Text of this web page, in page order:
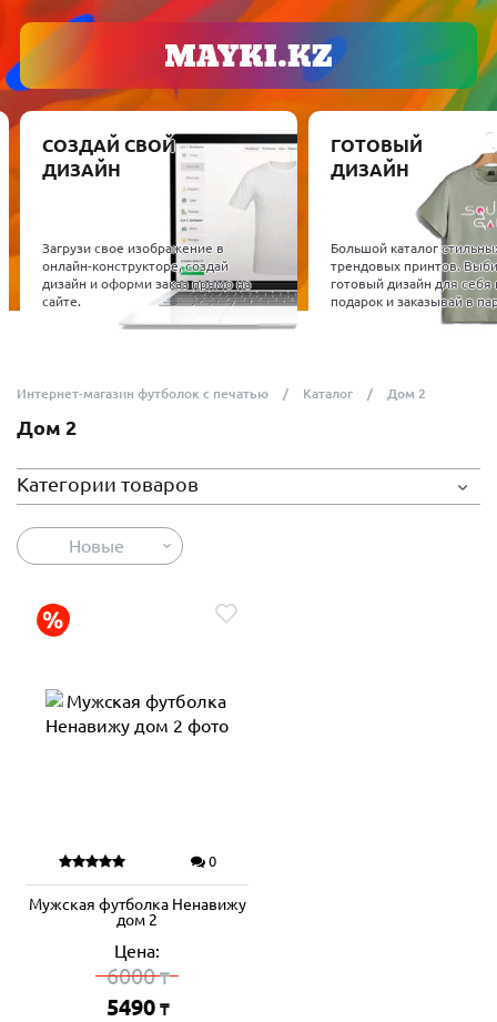
СОЗДАЙ СВОЙ
ДИЗАЙН
Загрузи свое изображение в
онлайн-конструкторе, создай
дизайн и оформи заказ прямо на
сайте.
ГОТОВЫЙ
ДИЗАЙН
Большой каталог
трендовых принтов.
готовый дизайн для себя
подарок и заказывай в
Интернет-магазин футболок с печатью Каталог Дом 2
Дом 2
Категории товаров
Новые
0
Мужская футболка Ненавижу
дом 2
Цена:
6000₸
5490 ₸